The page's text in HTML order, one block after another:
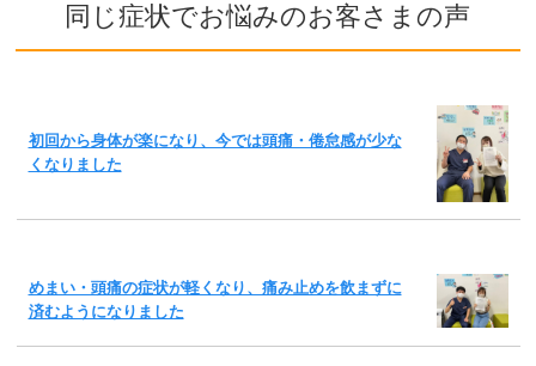
同じ症状でお悩みのお客さまの声
初回から身体が楽になり、今では頭痛・倦怠感が少な
くなりました
めまい・頭痛の症状が軽くなり、痛み止めを飲まずに
済むようになりました